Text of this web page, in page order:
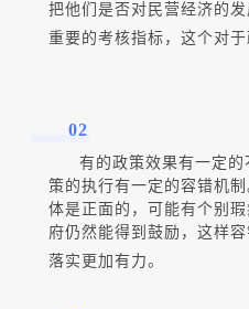
把他们是否对民营经济的
重要的考核指标，这个对
02
有的政策效果有一定
策的执行有一定的容错机
体是正面的，可能有个别
府仍然能得到鼓励，这样
落实更加有力。